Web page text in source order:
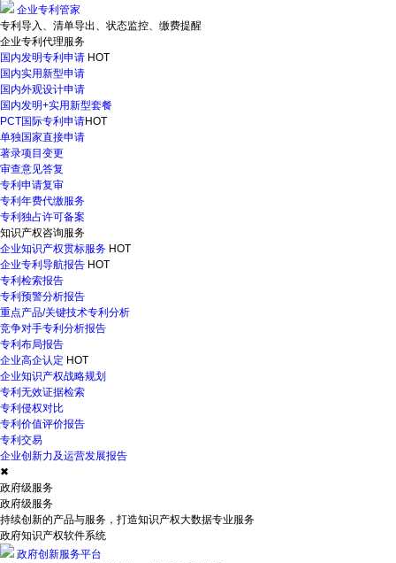
企业专利管家
专利导入、清单导出、状态监控、缴费提醒
企业专利代理服务
国内发明专利申请 HOT
国内实用新型申请
国内外观设计申请
国内发明+实用新型套餐
PCT国际专利申请HOT
单独国家直接申请
著录项目变更
审查意见答复
专利申请复审
专利年费代缴服务
专利独占许可备案
知识产权咨询服务
企业知识产权贯标服务 HOT
企业专利导航报告 HOT
专利检索报告
专利预警分析报告
重点产品/关键技术专利分析
竞争对手专利分析报告
专利布局报告
企业高企认定 HOT
企业知识产权战略规划
专利无效证据检索
专利侵权对比
专利价值评价报告
专利交易
企业创新力及运营发展报告
✖
政府级服务
政府级服务
持续创新的产品与服务，打造知识产权大数据专业服务
政府知识产权软件系统
政府创新服务平台